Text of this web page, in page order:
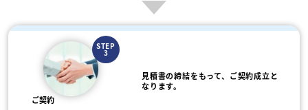
STEP
3
ご契約
見積書の締結をもって、ご契約成立と
なります。